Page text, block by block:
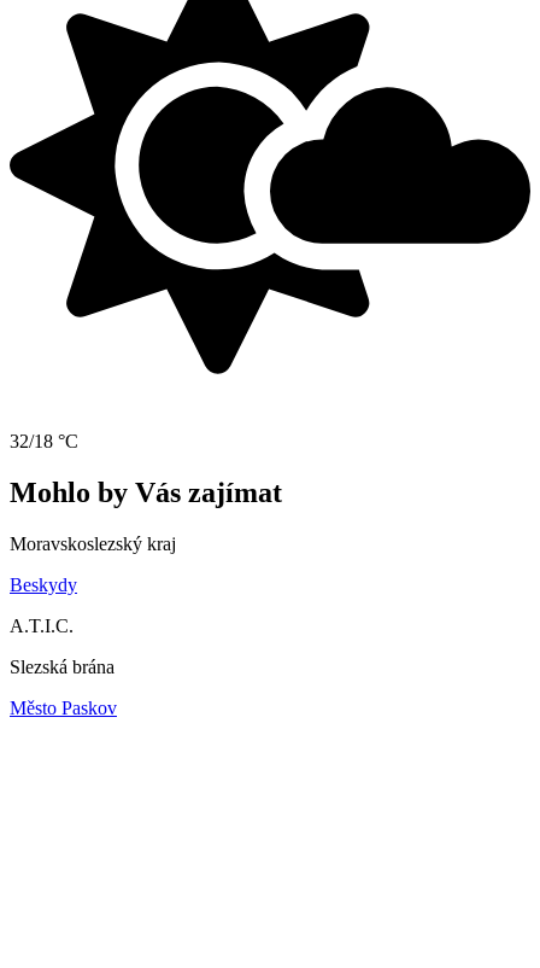
32/18 °C
Mohlo by Vás zajímat
Moravskoslezský kraj
Beskydy
A.T.I.C.
Slezská brána
Město Paskov